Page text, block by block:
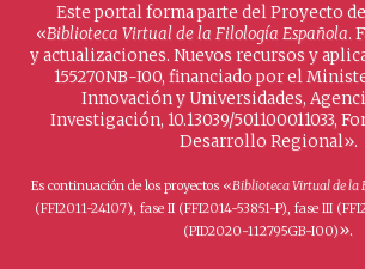
Este portal forma parte del Proyecto
«Biblioteca Virtual de la Filología Española.
y actualizaciones. Nuevos recursos y
155270NB-I00, financiado por el
Innovación y Universidades,
Investigación, 10.13039/501100011033,
Desarrollo Regional».
Es continuación de los proyectos «Biblioteca Virtual de la
(FFI2011-24107), fase II (FFI2014-53851-P), fase III
(PID2020-112795GB-I00)».